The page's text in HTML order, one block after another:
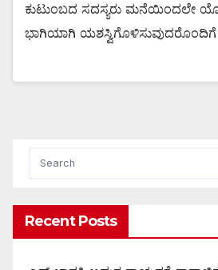
ಕುಟುಂಬದ ಸದಸ್ಯರು ಮನೆಯಿಂದಲೇ
ಭಾಗಿಯಾಗಿ ಯಶಸ್ವಿಗೊಳಿಸುವುದರೊಂದಿಗೆ
Recent Posts